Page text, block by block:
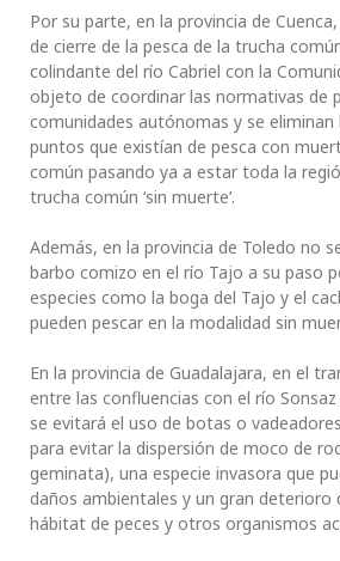
Por su parte, en la provincia de
de cierre de la pesca de la trucha
colindante del río Cabriel con la
objeto de coordinar las normativas de
comunidades autónomas y se eliminan
puntos que existían de pesca con
común pasando ya a estar toda la
trucha común ‘sin muerte’.
Además, en la provincia de Toledo no
barbo comizo en el río Tajo a su paso
especies como la boga del Tajo y el
pueden pescar en la modalidad sin
En la provincia de Guadalajara, en el
entre las confluencias con el río
se evitará el uso de botas o
para evitar la dispersión de moco de
geminata), una especie invasora que
daños ambientales y un gran deterioro
hábitat de peces y otros organismos